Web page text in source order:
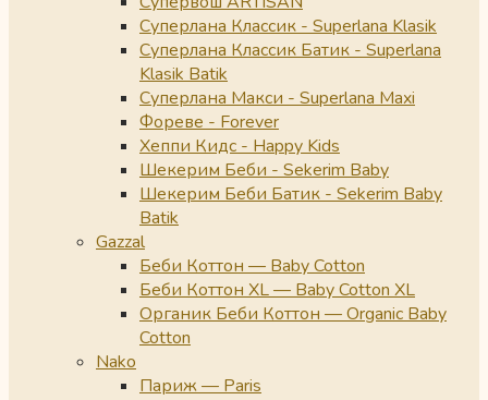
Суперлана Классик - Superlana Klasik
Суперлана Классик Батик - Superlana
Klasik Batik
Суперлана Макси - Superlana Maxi
Фореве - Forever
Хеппи Кидс - Happy Kids
Шекерим Беби - Sekerim Baby
Шекерим Беби Батик - Sekerim Baby
Batik
Gazzal
Беби Коттон — Baby Cotton
Беби Коттон XL — Baby Cotton XL
Органик Беби Коттон — Organic Baby
Cotton
Nako
Париж — Paris